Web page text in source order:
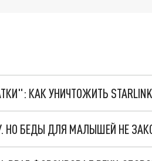
КАК УНИЧТОЖИТЬ STARLINK
НО БЕДЫ ДЛЯ МАЛЫШЕЙ НЕ